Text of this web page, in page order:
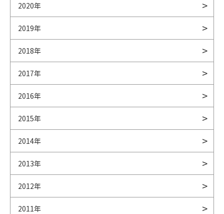
2020年
2019年
2018年
2017年
2016年
2015年
2014年
2013年
2012年
2011年